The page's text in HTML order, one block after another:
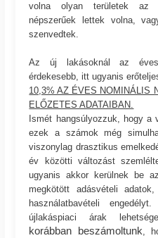
volna olyan területek az
népszerűek lettek volna,
szenvedtek.
Az új lakásoknál az
érdekesebb, itt ugyanis
10,3% AZ ÉVES NOMINÁLIS
ELŐZETES ADATAIBAN.
Ismét hangsúlyozzuk, hogy a
ezek a számok még
viszonylag drasztikus
év közötti változást
ugyanis akkor kerülnek be
megkötött adásvételi
használatbavételi
újlakáspiaci árak
korábban beszámoltunk,